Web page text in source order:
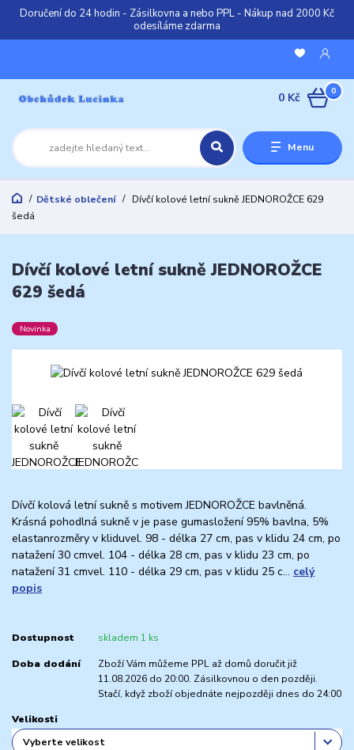
Doručení do 24 hodin - Zásilkovna a nebo PPL - Nákup nad 2000 Kč
odesíláme zdarma
Menu
0
0 Kč
Dětské oblečení
Dívčí kolové letní sukně JEDNOROŽCE 629
šedá
Dívčí kolové letní sukně JEDNOROŽCE
629 šedá
Novinka
Dívčí kolová letní sukně s motivem JEDNOROŽCE bavlněná.
Krásná pohodlná sukně v je pase gumasložení 95% bavlna, 5%
elastanrozměry v kliduvel. 98 - délka 27 cm, pas v klidu 24 cm, po
natažení 30 cmvel. 104 - délka 28 cm, pas v klidu 23 cm, po
natažení 31 cmvel. 110 - délka 29 cm, pas v klidu 25 c... celý
popis
Dostupnost skladem 1 ks
Doba dodání
Zboží Vám můžeme PPL až domů doručit již
11.08.2026 do 20:00. Zásilkovnou o den později.
Stačí, když zboží objednáte nejpozději dnes do 24:00
Velikosti